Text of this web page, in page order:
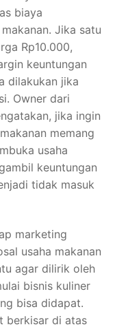
biaya
Jika satu
Rp10.000,
keuntungan
dilakukan jika
Owner dari
jika ingin
memang
usaha
keuntungan
tidak masuk
marketing
usaha makanan
agar dilirik oleh
bisnis kuliner
bisa didapat.
berkisar di atas